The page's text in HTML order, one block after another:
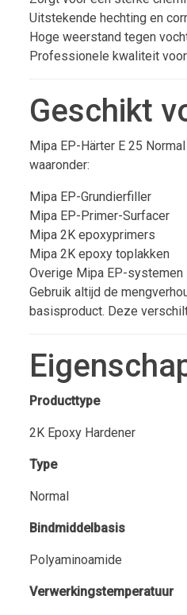
Uitstekende hechting en
Hoge weerstand tegen
Professionele kwaliteit
Geschikt
Mipa EP-Härter E 25
waaronder:
Mipa EP-Grundierfiller
Mipa EP-Primer-Surfacer
Mipa 2K epoxyprimers
Mipa 2K epoxy toplakken
Overige Mipa EP-systemen
Gebruik altijd de
basisproduct. Deze
Producttype
2K Epoxy Hardener
Type
Normal
Bindmiddelbasis
Polyaminoamide
Verwerkingstemperatuur